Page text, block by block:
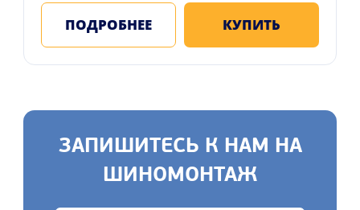
ПОДРОБНЕЕ КУПИТЬ
ЗАПИШИТЕСЬ К НАМ НА
ШИНОМОНТАЖ